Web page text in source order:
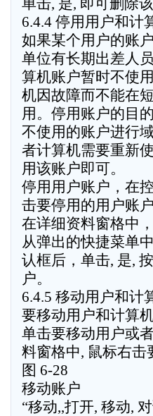
单击, 是, 即可删除
6.4.4 停用用户和计
如果某个用户的账
单位有长期出差人
算机账户暂时不使
机因故障而不能在
用。停用账户的目
不使用的账户进行
者计算机需要重新
用该账户即可。
停用用户账户，在
击要停用的用户账
在详细资料窗格中
从弹出的快捷菜单
认框后，单击, 是,
户。
6.4.5 移动用户和计
要移动用户和计算
单击要移动用户或
料窗格中, 鼠标右击
图 6-28
移动账户
“移动,,打开, 移动, 对